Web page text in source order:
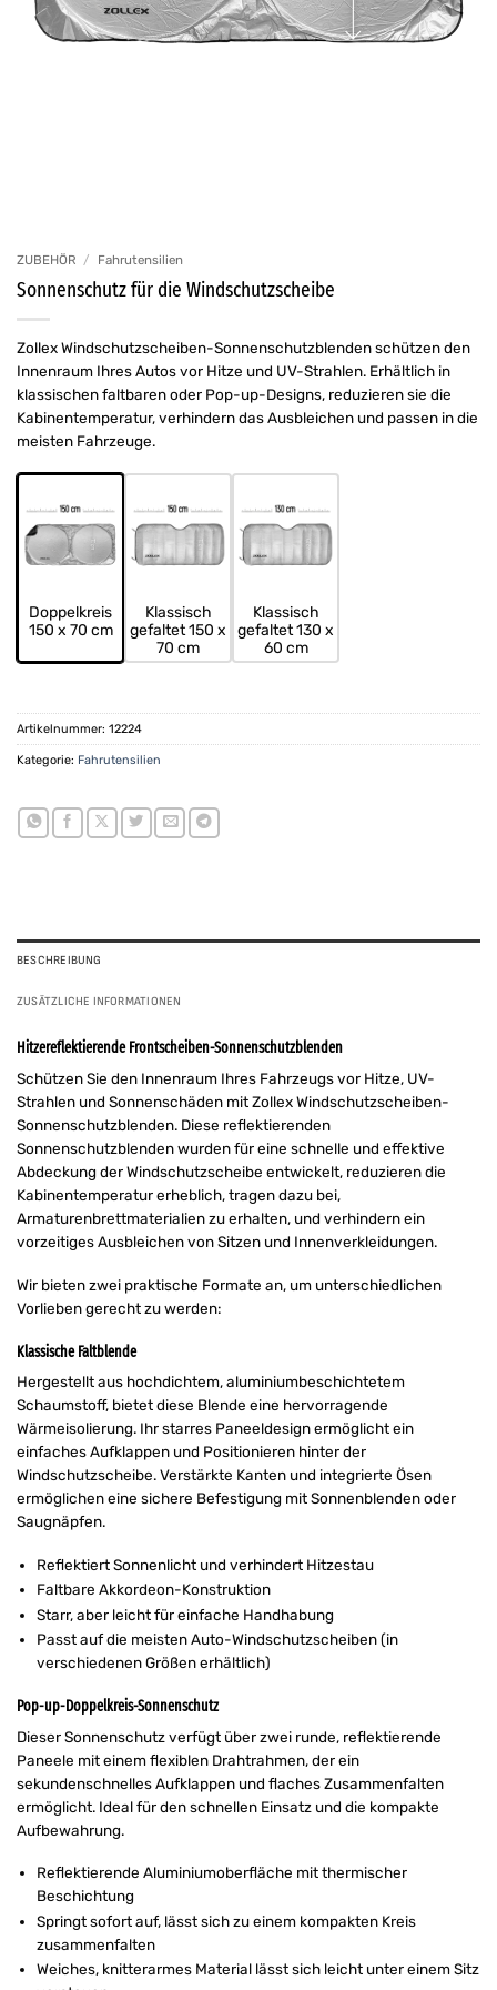
ZUBEHÖR / Fahrutensilien
Sonnenschutz für die Windschutzscheibe
Zollex Windschutzscheiben-Sonnenschutzblenden schützen den
Innenraum Ihres Autos vor Hitze und UV-Strahlen. Erhältlich in
klassischen faltbaren oder Pop-up-Designs, reduzieren sie die
Kabinentemperatur, verhindern das Ausbleichen und passen in die
meisten Fahrzeuge.
Doppelkreis
150 x 70 cm
Klassisch
gefaltet 150 x
70 cm
Klassisch
gefaltet 130 x
60 cm
Artikelnummer: 12224
Kategorie: Fahrutensilien
BESCHREIBUNG
ZUSÄTZLICHE INFORMATIONEN
Hitzereflektierende Frontscheiben-Sonnenschutzblenden
Schützen Sie den Innenraum Ihres Fahrzeugs vor Hitze, UV-
Strahlen und Sonnenschäden mit Zollex Windschutzscheiben-
Sonnenschutzblenden. Diese reflektierenden
Sonnenschutzblenden wurden für eine schnelle und effektive
Abdeckung der Windschutzscheibe entwickelt, reduzieren die
Kabinentemperatur erheblich, tragen dazu bei,
Armaturenbrettmaterialien zu erhalten, und verhindern ein
vorzeitiges Ausbleichen von Sitzen und Innenverkleidungen.
Wir bieten zwei praktische Formate an, um unterschiedlichen
Vorlieben gerecht zu werden:
Klassische Faltblende
Hergestellt aus hochdichtem, aluminiumbeschichtetem
Schaumstoff, bietet diese Blende eine hervorragende
Wärmeisolierung. Ihr starres Paneeldesign ermöglicht ein
einfaches Aufklappen und Positionieren hinter der
Windschutzscheibe. Verstärkte Kanten und integrierte Ösen
ermöglichen eine sichere Befestigung mit Sonnenblenden oder
Saugnäpfen.
Reflektiert Sonnenlicht und verhindert Hitzestau
Faltbare Akkordeon-Konstruktion
Starr, aber leicht für einfache Handhabung
Passt auf die meisten Auto-Windschutzscheiben (in
verschiedenen Größen erhältlich)
Pop-up-Doppelkreis-Sonnenschutz
Dieser Sonnenschutz verfügt über zwei runde, reflektierende
Paneele mit einem flexiblen Drahtrahmen, der ein
sekundenschnelles Aufklappen und flaches Zusammenfalten
ermöglicht. Ideal für den schnellen Einsatz und die kompakte
Aufbewahrung.
Reflektierende Aluminiumoberfläche mit thermischer
Beschichtung
Springt sofort auf, lässt sich zu einem kompakten Kreis
zusammenfalten
Weiches, knitterarmes Material lässt sich leicht unter einem Sitz